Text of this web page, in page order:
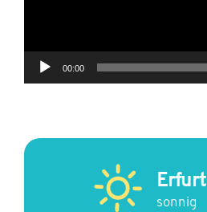
00:00
Erfurt
sonnig